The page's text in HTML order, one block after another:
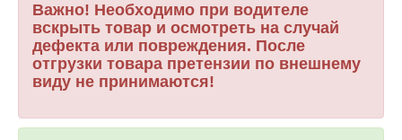
Важно! Необходимо при водителе
вскрыть товар и осмотреть на случай
дефекта или повреждения. После
отгрузки товара претензии по внешнему
виду не принимаются!